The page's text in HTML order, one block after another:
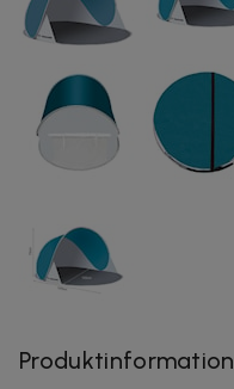
Produktinformation